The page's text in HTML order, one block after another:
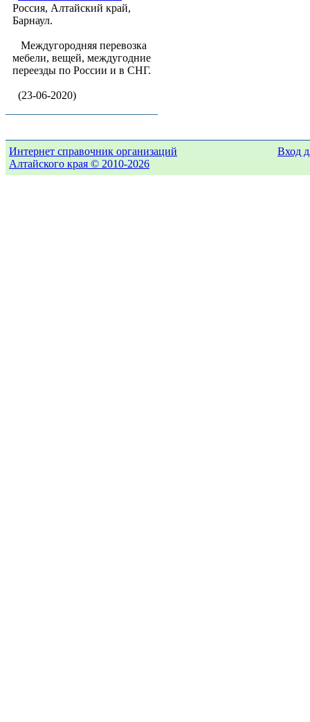
Россия, Алтайский край,
Барнаул.
Междугородняя перевозка
мебели, вещей, междугодние
переезды по России и в СНГ.
(23-06-2020)
Интернет справочник организаций
Алтайского края © 2010-2026
Вход